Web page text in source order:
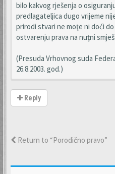
bilo kakvog rješenja o
predlagateljica dugo vrijeme
prirodi stvari ne moţe ni doći
ostvarenju prava na nuţni
(Presuda Vrhovnog suda
26.8.2003. god.)
Reply
Return to “Porodično pravo”